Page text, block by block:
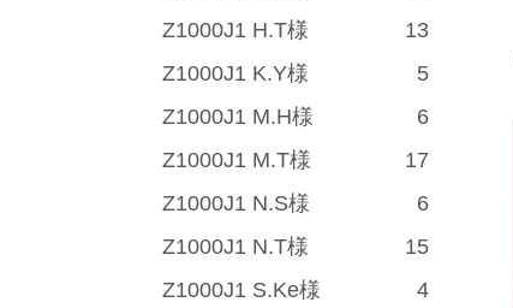
Z1000J1 H.T様
13
Z1000J1 K.Y様
5
Z1000J1 M.H様
6
Z1000J1 M.T様
17
Z1000J1 N.S様
6
Z1000J1 N.T様
15
Z1000J1 S.Ke様
4